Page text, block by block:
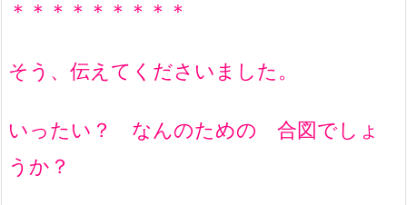
＊＊＊＊＊＊＊＊＊
そう、伝えてくださいました。
いったい？ なんのための 合図でしょ
うか？